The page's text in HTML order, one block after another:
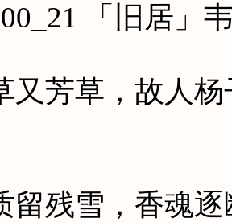
「旧居」
草，故人杨
雪，香魂逐